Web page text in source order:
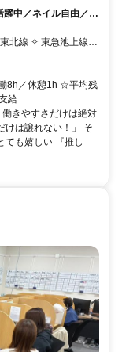
中／ネイル自由／駅
8h／休憩1h ☆平均残
給
きやすさだけは絶対
けは譲れない！」 そ
ても嬉しい 『推し